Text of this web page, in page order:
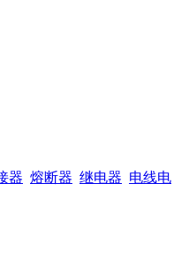
器 熔断器 继电器 电线电